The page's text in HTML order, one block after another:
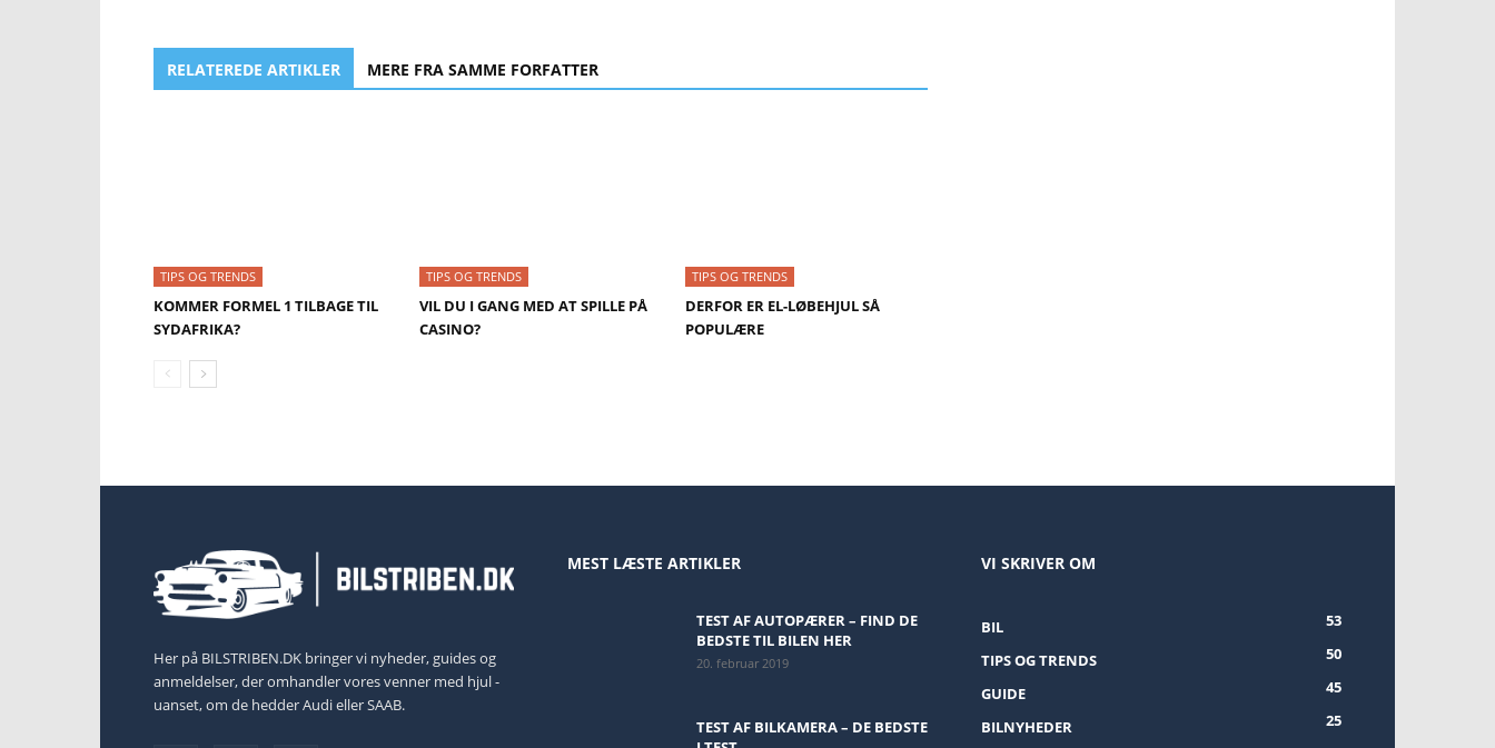
RELATEREDE ARTIKLER MERE FRA SAMME FORFATTER
TIPS OG TRENDS
KOMMER FORMEL 1 TILBAGE TIL
SYDAFRIKA?
TIPS OG TRENDS
VIL DU I GANG MED AT SPILLE PÅ
CASINO?
TIPS OG TRENDS
DERFOR ER EL-LØBEHJUL SÅ
POPULÆRE
Her på BILSTRIBEN.DK bringer vi nyheder, guides og
anmeldelser, der omhandler vores venner med hjul -
uanset, om de hedder Audi eller SAAB.
MEST LÆSTE ARTIKLER
TEST AF AUTOPÆRER – FIND DE
BEDSTE TIL BILEN HER
20. februar 2019
TEST AF BILKAMERA – DE BEDSTE
VI SKRIVER OM
BIL
53
TIPS OG TRENDS
50
GUIDE
45
BILNYHEDER
25